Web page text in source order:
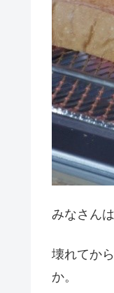
みなさん
壊れてか
か。